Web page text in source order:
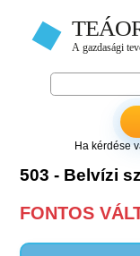
Ha kérdése
503 - Belvízi
FONTOS